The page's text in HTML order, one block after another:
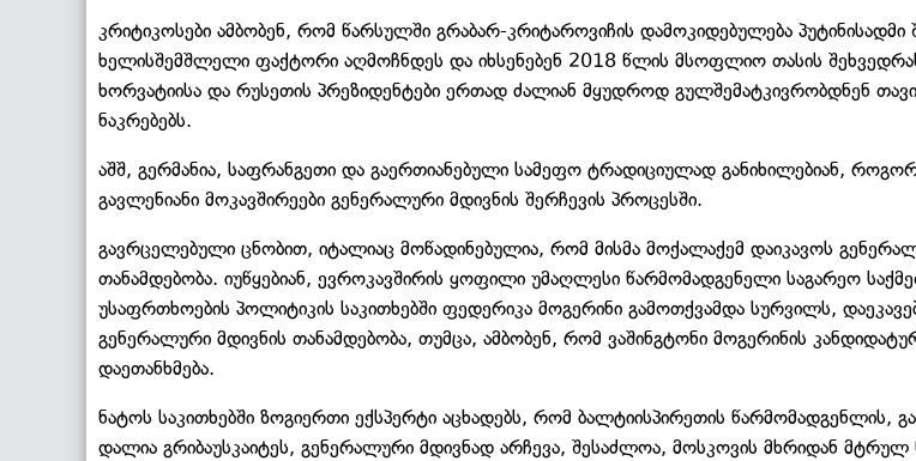
კრიტიკოსები ამბობენ, რომ წარსულში გრაბარ-კრიტაროვიჩის დამოკიდებულება პუტინისადმი
ხელისშემშლელი ფაქტორი აღმოჩნდეს და იხსენებენ 2018 წლის მსოფლიო თასის
ხორვატიისა და რუსეთის პრეზიდენტები ერთად ძალიან მყუდროდ გულშემატკივრობდნენ
ნაკრებებს.
აშშ, გერმანია, საფრანგეთი და გაერთიანებული სამეფო ტრადიციულად განიხილებიან,
გავლენიანი მოკავშირეები გენერალური მდივნის შერჩევის პროცესში.
გავრცელებული ცნობით, იტალიაც მოწადინებულია, რომ მისმა მოქალაქემ დაიკავოს
თანამდებობა. იუწყებიან, ევროკავშირის ყოფილი უმაღლესი წარმომადგენელი საგარეო
უსაფრთხოების პოლიტიკის საკითხებში ფედერიკა მოგერინი გამოთქვამდა სურვილს,
გენერალური მდივნის თანამდებობა, თუმცა, ამბობენ, რომ ვაშინგტონი მოგერინის
დაეთანხმება.
ნატოს საკითხებში ზოგიერთი ექსპერტი აცხადებს, რომ ბალტიისპირეთის წარმომადგენლის,
დალია გრიბაუსკაიტეს, გენერალური მდივნად არჩევა, შესაძლოა, მოსკოვის მხრიდან მტრულ